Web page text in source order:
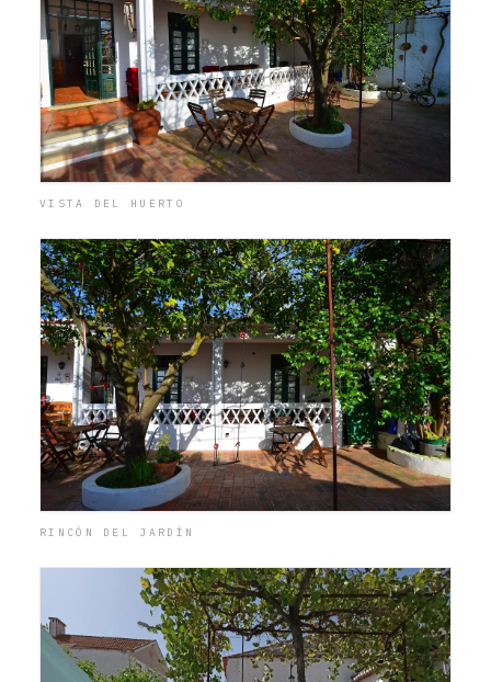
VISTA DEL HUERTO
RINCÓN DEL JARDÍN